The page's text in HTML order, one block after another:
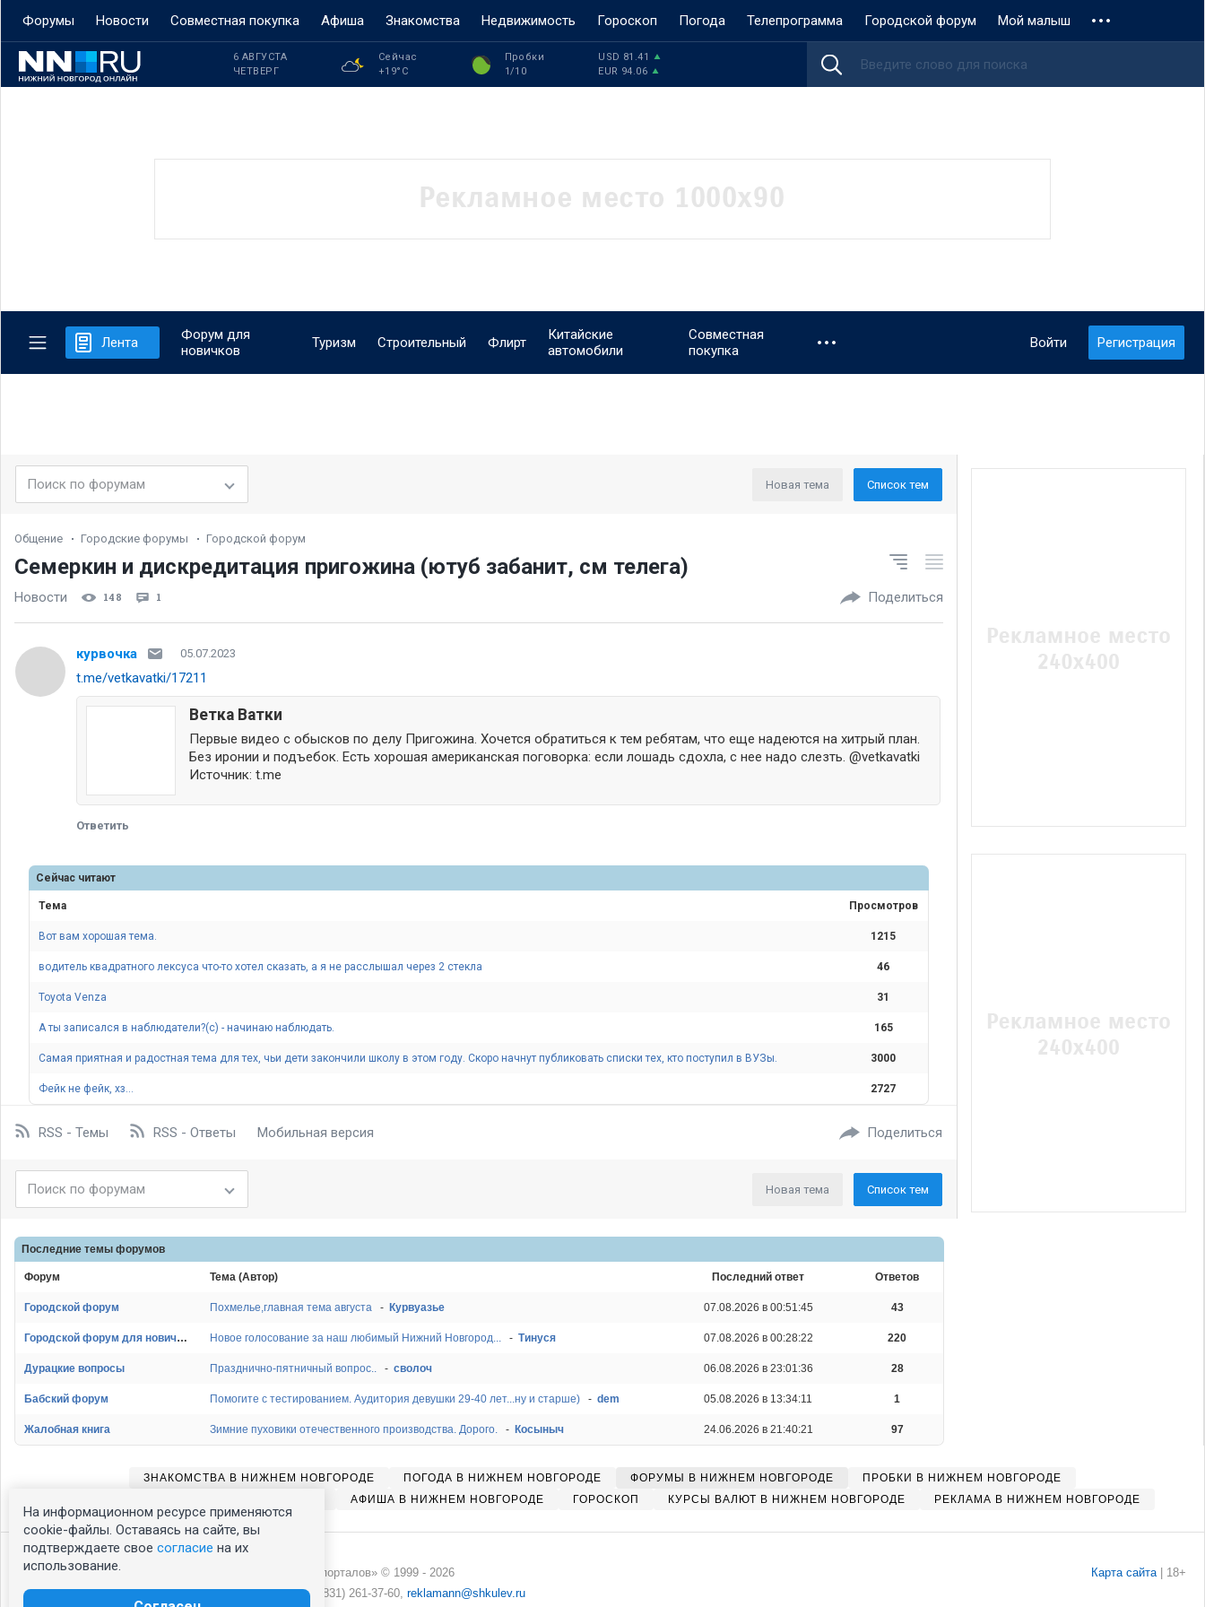
Форумы Новости Совместная покупка Афиша Знакомства Недвижимость Гороскоп Погода Телепрограмма Городской форум Мой малыш
6 АВГУСТА
ЧЕТВЕРГ
Сейчас
+19°C
Пробки
1/10
USD 81.41
EUR 94.06
Лента
Форум для
новичков
Туризм Строительный Флирт
Китайские
автомобили
Совместная
покупка
Войти Регистрация
Новая тема Список тем
Общение Городские форумы Городской форум
Семеркин и дискредитация пригожина (ютуб забанит, см телега)
Новости 148 1 Поделиться
курвочка 05.07.2023
t.me/vetkavatki/17211
Ветка Ватки
Первые видео с обысков по делу Пригожина. Хочется обратиться к тем ребятам, что еще надеются на хитрый план.
Без иронии и подъебок. Есть хорошая американская поговорка: если лошадь сдохла, с нее надо слезть. @vetkavatki
Источник: t.me
Ответить
Сейчас читают
Тема Просмотров
Вот вам хорошая тема. 1215
водитель квадратного лексуса что-то хотел сказать, а я не расслышал через 2 стекла 46
Toyota Venza 31
А ты записался в наблюдатели?(c) - начинаю наблюдать. 165
Самая приятная и радостная тема для тех, чьи дети закончили школу в этом году. Скоро начнут публиковать списки тех, кто поступил в ВУЗы. 3000
Фейк не фейк, хз... 2727
RSS - Темы RSS - Ответы Мобильная версия Поделиться
Новая тема Список тем
Последние темы форумов
Форум Тема (Автор) Последний ответ Ответов
Городской форум Похмелье,главная тема августа - Курвуазье 07.08.2026 в 00:51:45 43
Городской форум для новичков Новое голосование за наш любимый Нижний Новгород... -Тинуся 07.08.2026 в 00:28:22 220
Дурацкие вопросы Празднично-пятничный вопрос.. -сволоч 06.08.2026 в 23:01:36 28
Бабский форум Помогите с тестированием. Аудитория девушки 29-40 лет...ну и старше) -dem 05.08.2026 в 13:34:11 1
Жалобная книга Зимние пуховики отечественного производства. Дорого. - Косыныч 24.06.2026 в 21:40:21 97
ЗНАКОМСТВА В НИЖНЕМ НОВГОРОДЕ ПОГОДА В НИЖНЕМ НОВГОРОДЕ ФОРУМЫ В НИЖНЕМ НОВГОРОДЕ
ПРОБКИ В НИЖНЕМ НОВГОРОДЕ
АФИША В НИЖНЕМ НОВГОРОДЕ ГОРОСКОП КУРСЫ ВАЛЮТ В НИЖНЕМ НОВГОРОДЕ РЕКЛАМА В НИЖНЕМ НОВГОРОДЕ
Карта сайта| 18+
ООО «Сеть городских порталов» © 1999 - 2026
Реклама на NN.RU+7 (831) 261-37-60, reklamann@shkulev.ru
На информационном ресурсе применяются
cookie-файлы. Оставаясь на сайте, вы
подтверждаете свое согласие на их
использование.